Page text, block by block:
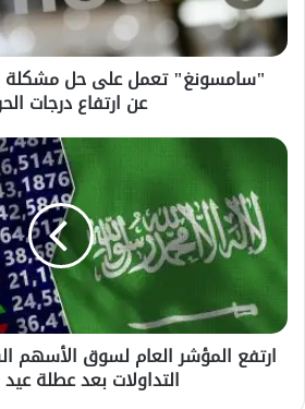
الأداء
الناتجة
عن
ارتفاع"سامسونغ" تعمل على حل مشكلة
عن ارتفاع درجات
ارتفع
المؤشر
لسوق
الأسهم
السعودية
مع
استئناف
التداولات
بعد
ارتفع المؤشر العام لسوق الأسهم
التداولات بعد عطلة